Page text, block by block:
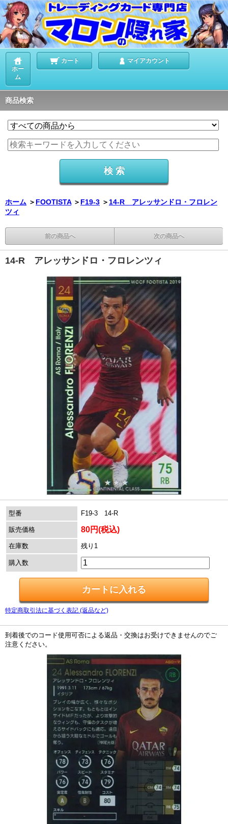
ホー
ム
カート マイアカウント
商品検索
ホーム ＞ FOOTISTA ＞ F19-3 ＞14-R アレッサンドロ・フロレン
ツィ
前の商品へ 次の商品へ
14-R アレッサンドロ・フロレンツィ
型番 F19-3 14-R
販売価格 80円(税込)
在庫数 残り1
購入数
特定商取引法に基づく表記 (返品など)
到着後でのコード使用可否による返品・交換はお受けできませんのでご
注意ください。